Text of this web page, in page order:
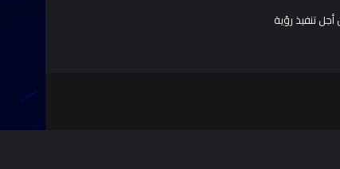
تنفيذ رؤية